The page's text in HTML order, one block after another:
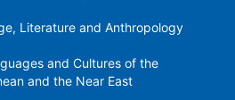
Literature and Anthropology
​​and Cultures of the
and the Near East